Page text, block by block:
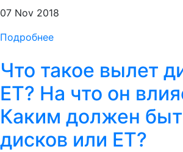
07 Nov 2018
Подробнее
Что такое вылет
ET? На что он
Каким должен
дисков или ET?